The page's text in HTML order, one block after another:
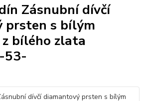
Zásnubní dívčí
prsten s bílým
bílého zlata
53-